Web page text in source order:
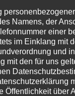
Sonnenheim Wir
Holiday Check
in Oberstdorf
uns mit 5,6
wir uns
Namens, der
einer
im Einklang mit
und in
mit den für uns
Öffentlichkeit über